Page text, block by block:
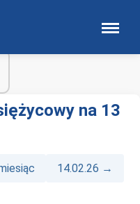
na 13
14.02.26 →